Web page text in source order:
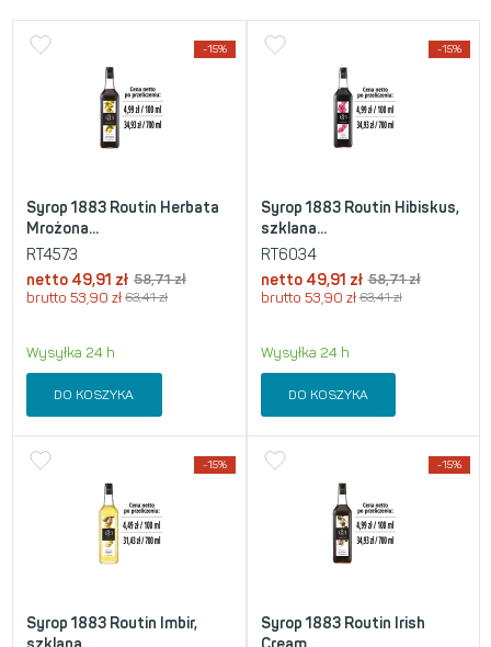
-15%
Syrop 1883 Routin Herbata
Mrożona...
RT4573
netto 49,91 zł 58,71zł
brutto 53,90 zł 63,41zł
Wysyłka 24 h
DO KOSZYKA
-15%
Syrop 1883 Routin Hibiskus,
szklana...
RT6034
netto 49,91 zł 58,71zł
brutto 53,90 zł 63,41zł
Wysyłka 24 h
DO KOSZYKA
-15%
Syrop 1883 Routin Imbir,
-15%
Syrop 1883 Routin Irish